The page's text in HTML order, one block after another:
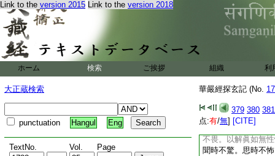
Link to the version 2015 Link to the version 2018
ホーム 検索 ご挨拶 組織 利
大正蔵検索
punctuation Hangul Eng
TextNo. Vol. Page
華嚴經探玄記 (No.
379 380 381
点:有/無] [CITE]
思受生。爲除此疑
變化。雖無有實。
所化事勤作功用。
疑云所作如化可無
實有。是故諸法畢
以三世佛同説此故
何等下別釋十義。
名。初中釋内有十
無性理名眞實法。
無相眞不驚。以解
生不怖。以解依他
不畏。以解眞如無
聞時不驚。思時不